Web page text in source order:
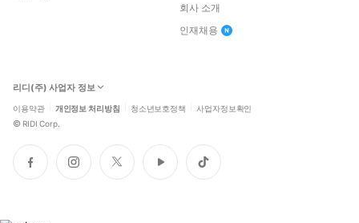
회사 소개
인재채용
리디(주) 사업자 정보
이용약관 개인정보 처리방침 청소년보호정책 사업자정보확인
© RIDI Corp.
페
이
인
스
트
위
유
튜
틱
톡